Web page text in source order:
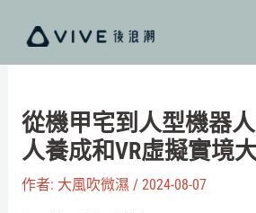
主
從機甲宅到人型機器
人養成和VR虛擬實境
作者: 大風吹微濕 / 2024-08-07